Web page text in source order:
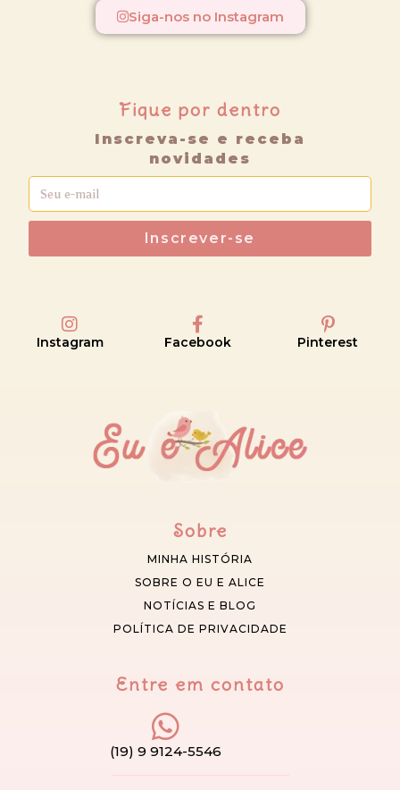
Siga-nos no Instagram
Fique por dentro
Inscreva-se e receba
novidades
Inscrever-se
Instagram Facebook Pinterest
Sobre
MINHA HISTÓRIA
SOBRE O EU E ALICE
NOTÍCIAS E BLOG
POLÍTICA DE PRIVACIDADE
Entre em contato
(19) 9 9124-5546